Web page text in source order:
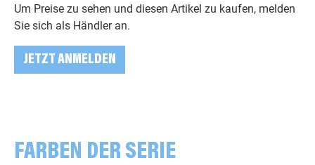
Um Preise zu sehen und diesen Artikel zu kaufen, melden
Sie sich als Händler an.
JETZT ANMELDEN
FARBEN DER SERIE